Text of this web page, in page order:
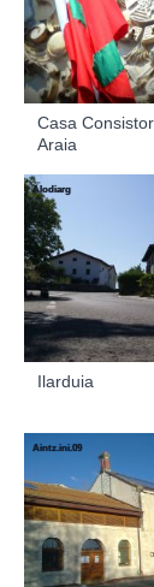
Casa
Araia
Ilarduia
Alodiarg
Aintz.ini.09